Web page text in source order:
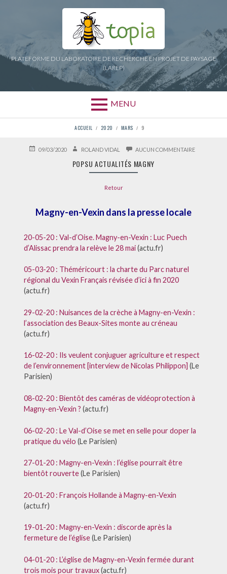
PLATEFORME DU LABORATOIRE DE RECHERCHE EN PROJET DE PAYSAGE
(LAREP)
MENU
D'ARIANE
ACCUEIL 2020 MARS 9
PUBLIÉ09/03/2020 AUTEURROLAND VIDAL AUCUN COMMENTAIRESUR
POPSU ACTUALITÉS MAGNY
Retour
Magny-en-Vexin dans la presse locale
20-05-20 : Val-d’Oise. Magny-en-Vexin : Luc Puech
d’Alissac prendra la relève le 28 mai(actu.fr)
05-03-20 : Théméricourt : la charte du Parc naturel
régional du Vexin Français révisée d’ici à fin 2020
(actu.fr)
29-02-20 : Nuisances de la crèche à Magny-en-Vexin :
l’association des Beaux-Sites monte au créneau
(actu.fr)
16-02-20 : Ils veulent conjuguer agriculture et respect
de l’environnement [interview de Nicolas Philippon] (Le
Parisien)
08-02-20 : Bientôt des caméras de vidéoprotection à
Magny-en-Vexin ? (actu.fr)
06-02-20 : Le Val-d’Oise se met en selle pour doper la
pratique du vélo (Le Parisien)
27-01-20 : Magny-en-Vexin : l’église pourrait être
bientôt rouverte(Le Parisien)
20-01-20 : François Hollande à Magny-en-Vexin
(actu.fr)
19-01-20 : Magny-en-Vexin : discorde après la
fermeture de l’église(Le Parisien)
04-01-20 : L’église de Magny-en-Vexin fermée durant
trois mois pour travaux(actu.fr)